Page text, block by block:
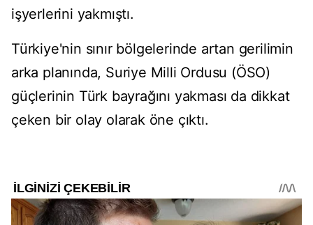
işyerlerini yakmıştı.
Türkiye'nin sınır bölgelerinde artan gerilimin
arka planında, Suriye Milli Ordusu (ÖSO)
güçlerinin Türk bayrağını yakması da dikkat
çeken bir olay olarak öne çıktı.